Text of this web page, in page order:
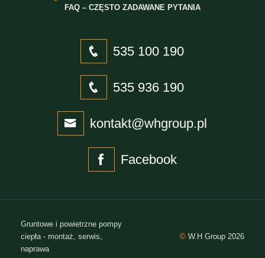
FAQ – CZĘSTO ZADAWANE PYTANIA
535 100 190
535 936 190
kontakt@whgroup.pl
Facebook
Gruntowe i powietrzne pompy
ciepła - montaż, serwis,
naprawa
© W.H Group 2026